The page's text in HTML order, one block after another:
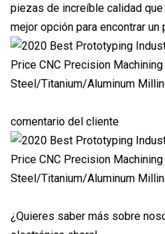
piezas de increíble calidad
mejor opción para encontrar un
comentario del cliente
¿Quieres saber más sobre